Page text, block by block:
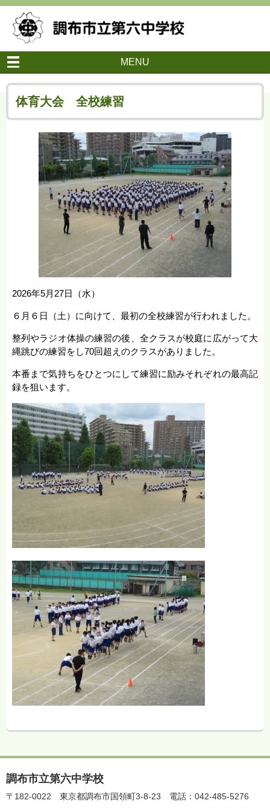
MENU
体育大会 全校練習
2026年5月27日（水）
６月６日（土）に向けて、最初の全校練習が行われました。
整列やラジオ体操の練習の後、全クラスが校庭に広がって大
縄跳びの練習をし70回超えのクラスがありました。
本番まで気持ちをひとつにして練習に励みそれぞれの最高記
録を狙います。
調布市立第六中学校
〒182-0022 東京都調布市国領町3-8-23 電話：042-485-5276